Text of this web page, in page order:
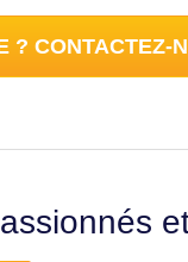
? CONTACTEZ-